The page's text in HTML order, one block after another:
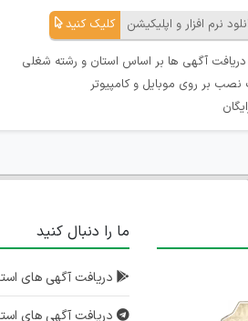
نرم افزار و اپلیکیشن کلیک کنید
دریافت آگهی ها بر اساس استان و رشته شغلی
نصب بر روی موبایل و کامپیوتر
ما را دنبال کنید
دریافت آگهی های
دریافت آگهی های